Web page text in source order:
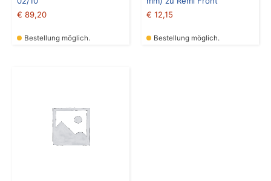
€ 89,20
Bestellung möglich.
€ 12,15
Bestellung möglich.